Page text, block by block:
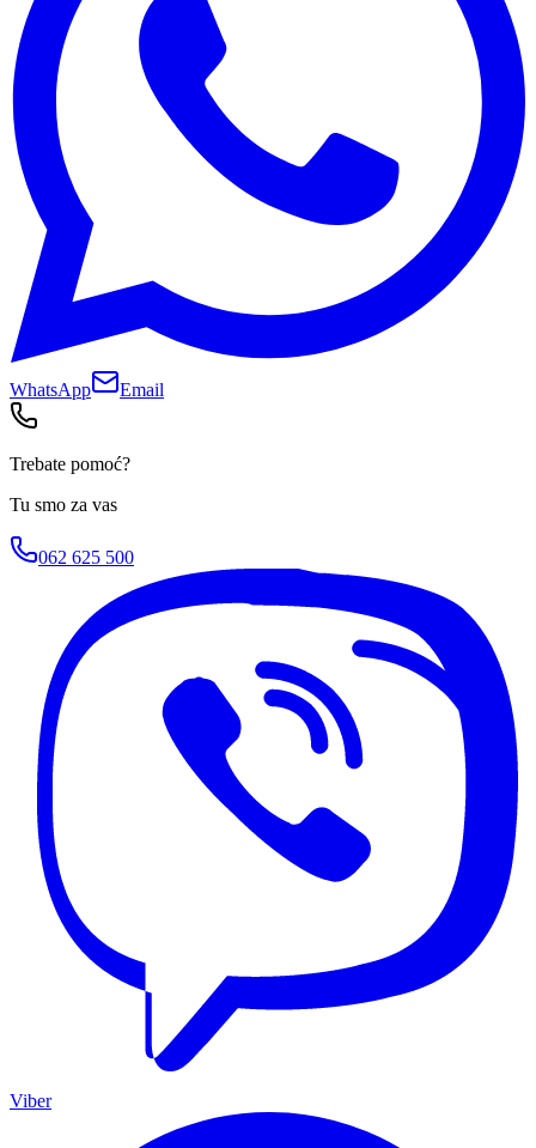
WhatsApp Email
Trebate pomoć?
Tu smo za vas
062 625 500
Viber